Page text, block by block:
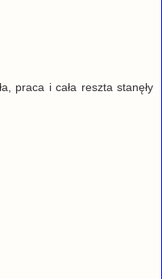
praca i cała reszta stanęły